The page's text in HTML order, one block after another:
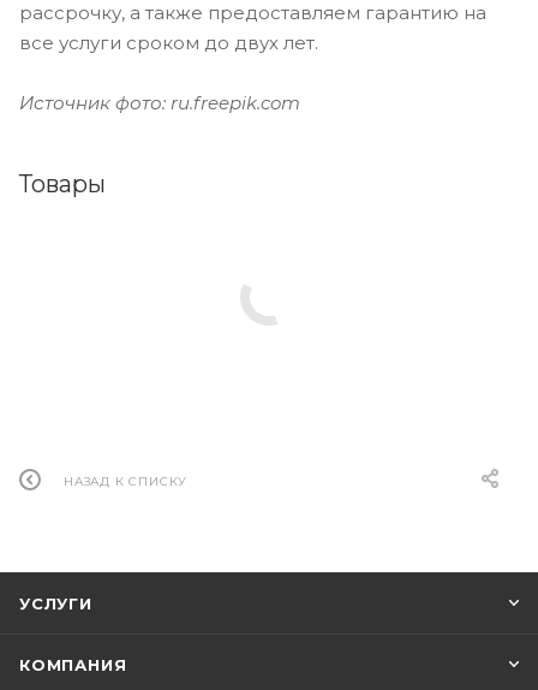
рассрочку, а также предоставляем гарантию на
все услуги сроком до двух лет.
Источник фото: ru.freepik.com
Товары
НАЗАД К СПИСКУ
УСЛУГИ
КОМПАНИЯ